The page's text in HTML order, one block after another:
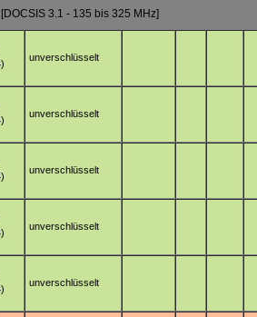
3.1 - 135 bis 325 MHz]
unverschlüsselt
unverschlüsselt
unverschlüsselt
unverschlüsselt
unverschlüsselt